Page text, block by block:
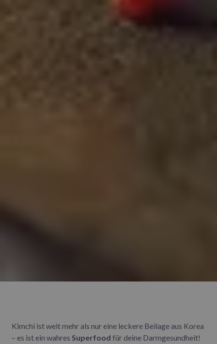
Kimchi ist weit mehr als nur eine leckere Beilage aus Korea
– es ist ein wahres Superfood für deine Darmgesundheit!